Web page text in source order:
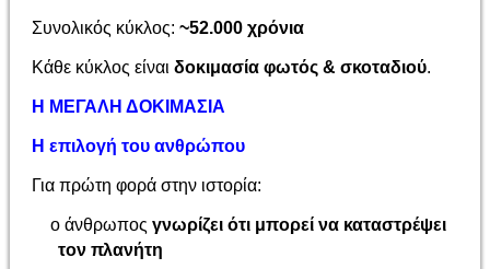
Συνολικός κύκλος:~52.000 χρόνια
Κάθε κύκλος είναιδοκιμασία φωτός & σκοταδιού.
Η ΜΕΓΑΛΗ ΔΟΚΙΜΑΣΙΑ
Η επιλογή του ανθρώπου
Για πρώτη φορά στην ιστορία:
ο άνθρωποςγνωρίζει ότι μπορεί να καταστρέψει
τον πλανήτη